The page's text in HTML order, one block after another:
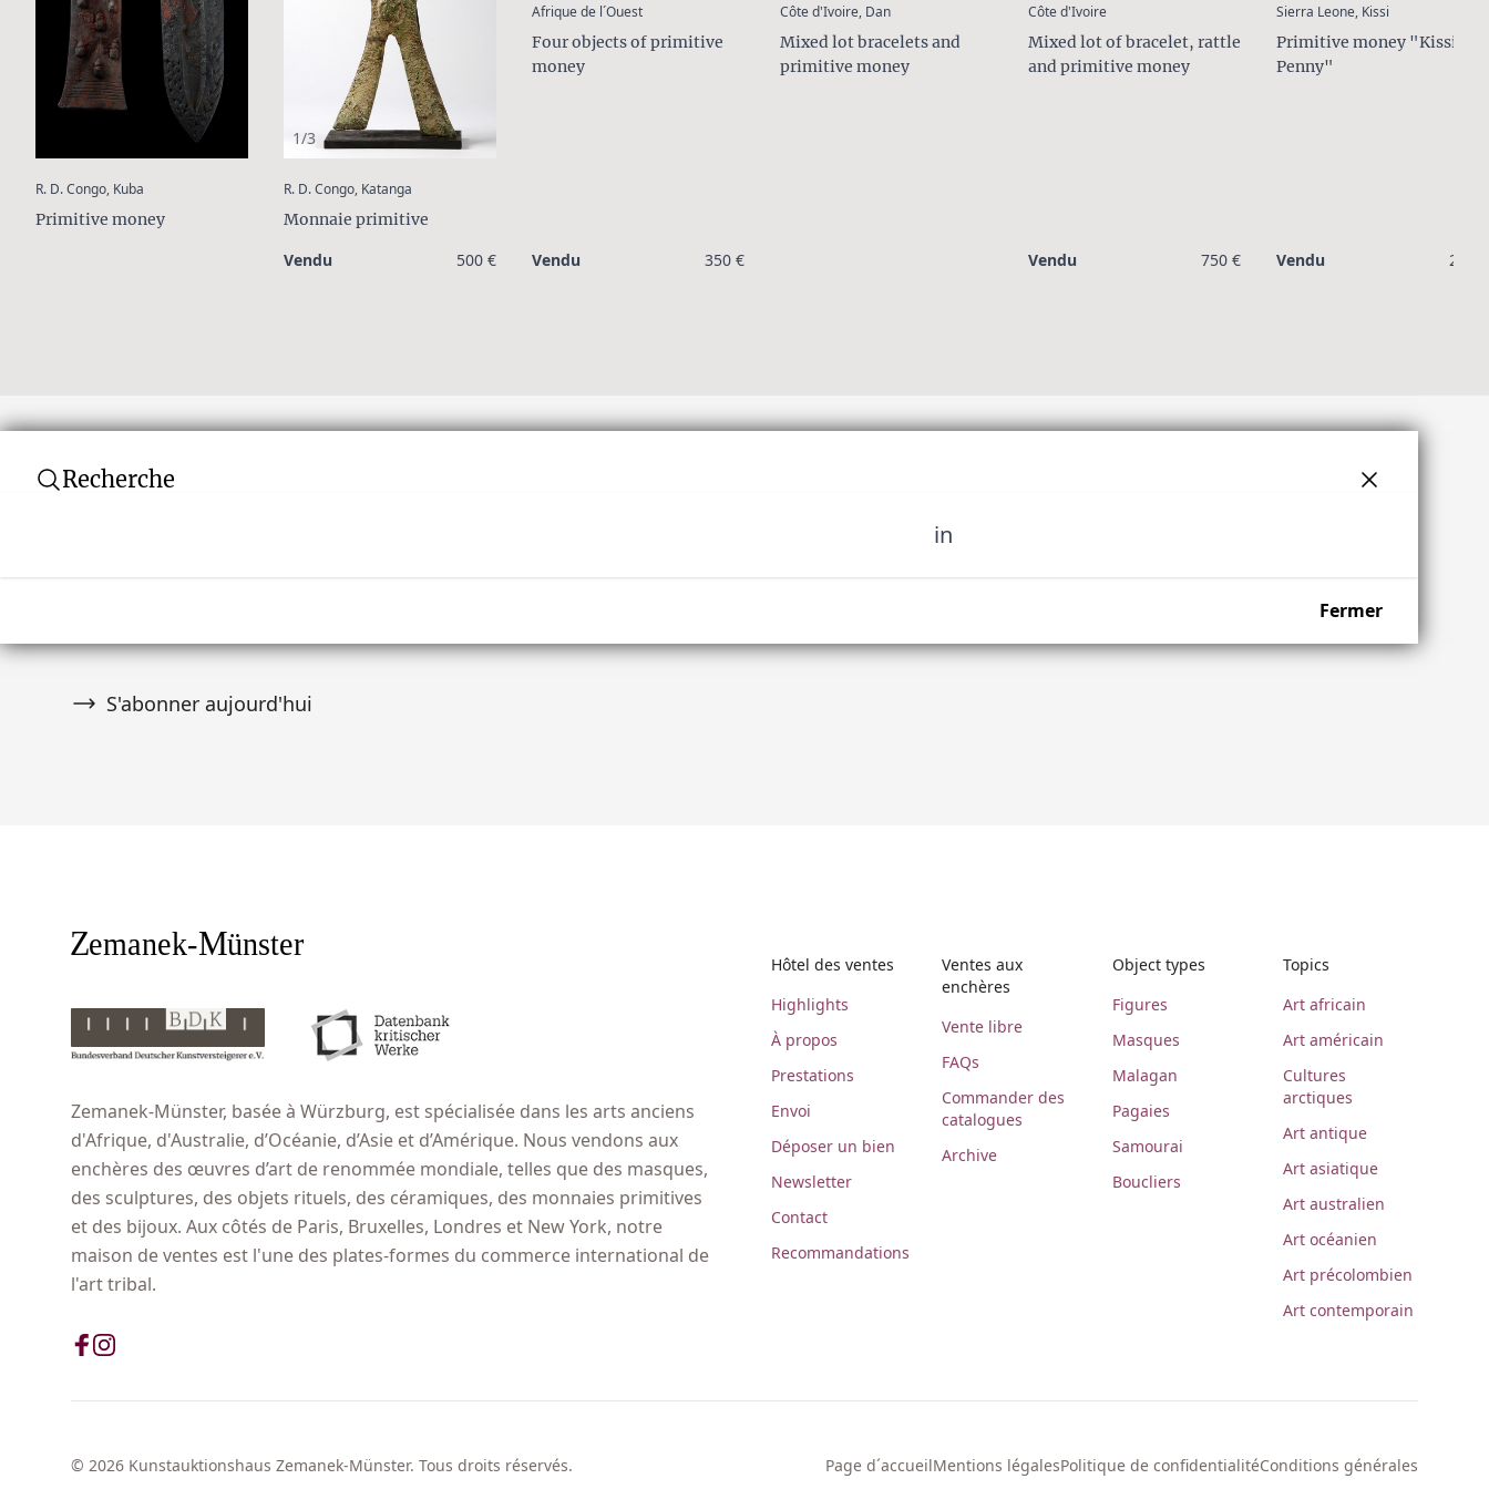
R. D. Congo, Kuba
Primitive money
1/3
R. D. Congo, Katanga
Monnaie primitive
Vendu 500 €
Afrique de l´Ouest:
Four objects of primitive
money
Vendu 350 €
Côte d'Ivoire, Dan:
Mixed lot bracelets and
primitive money
Côte d'Ivoire:
Mixed lot of bracelet, rattle
and primitive money
Vendu 750 €
Sierra Leone, Kissi
Primitive money "Kissi-
Penny"
Vendu 200 €
Recherche
in
Fermer
S'abonner aujourd'hui
Zemanek-Münster, basée à Würzburg, est spécialisée dans les arts anciens
d'Afrique, d'Australie, d’Océanie, d’Asie et d’Amérique. Nous vendons aux
enchères des œuvres d’art de renommée mondiale, telles que des masques,
des sculptures, des objets rituels, des céramiques, des monnaies primitives
et des bijoux. Aux côtés de Paris, Bruxelles, Londres et New York, notre
maison de ventes est l'une des plates-formes du commerce international de
l'art tribal.
Hôtel des ventes
Highlights
À propos
Prestations
Envoi
Déposer un bien
Newsletter
Contact
Recommandations
Ventes aux
enchères
Vente libre
FAQs
Commander des
catalogues
Archive
Object types
Figures
Masques
Malagan
Pagaies
Samourai
Boucliers
Topics
Art africain
Art américain
Cultures
arctiques
Art antique
Art asiatique
Art australien
Art océanien
Art précolombien
Art contemporain
Page d´accueilMentions légalesPolitique de confidentialitéConditions générales
© 2026 Kunstauktionshaus Zemanek-Münster. Tous droits réservés.